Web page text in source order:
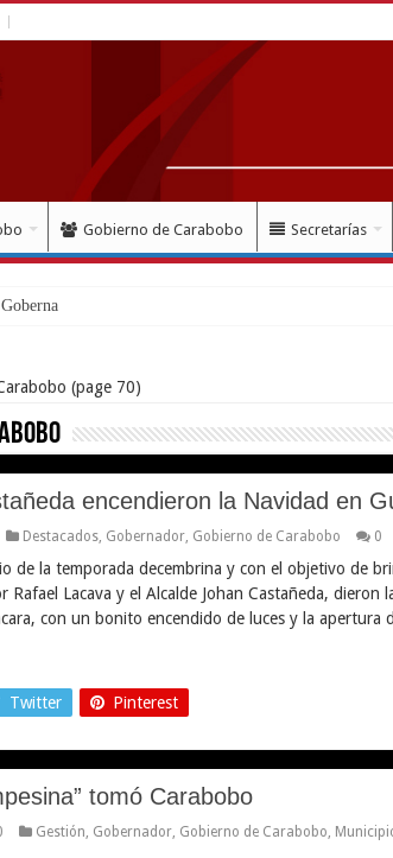
Gobierno de Carabobo Secretarías
Gobernador Lacava a un mes del
(page 70)
encendieron la Navidad en
Destacados Gobernador Gobierno de Carabobo 0
de la temporada decembrina y con el objetivo de
Rafael Lacava y el Alcalde Johan Castañeda, dieron
con un bonito encendido de luces y la apertura
Twitter Pinterest
tomó Carabobo
Gestión Gobernador Gobierno de Carabobo